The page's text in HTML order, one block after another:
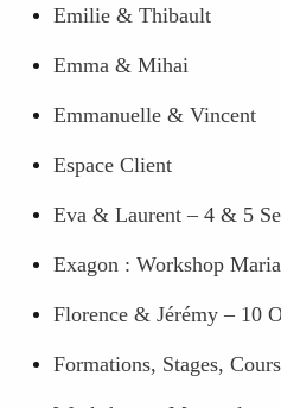
Emilie & Thibault
Emma & Mihai
Emmanuelle & Vincent
Espace Client
Eva & Laurent – 4 & 5
Exagon : Workshop
Florence & Jérémy – 10
Formations, Stages,